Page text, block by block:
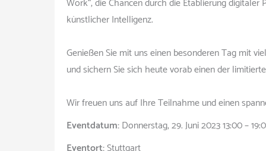
Work“, die Chancen durch die Etablierung
künstlicher Intelligenz.
Genießen Sie mit uns einen besonderen Tag mit
und sichern Sie sich heute vorab einen der
Wir freuen uns auf Ihre Teilnahme und einen
Eventdatum:Donnerstag, 29. Juni 2023 13:00 –